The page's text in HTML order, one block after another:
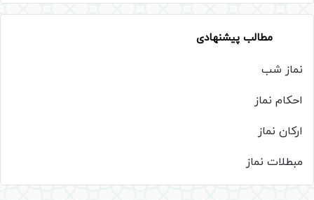
مطالب پیشنهادی
نماز شب
احکام نماز
ارکان نماز
مبطلات نماز